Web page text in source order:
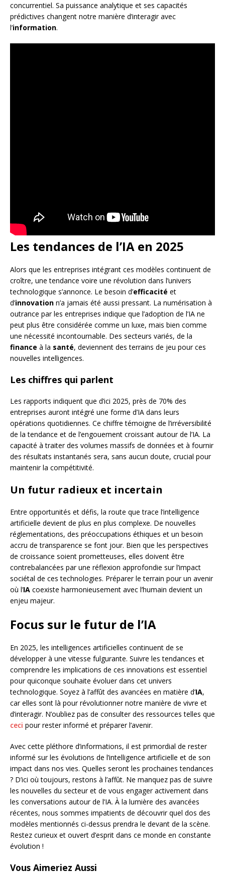
concurrentiel. Sa puissance analytique et ses capacités
prédictives changent notre manière d’interagir avec
l’information.
Les tendances de l’IA en 2025
Alors que les entreprises intégrant ces modèles continuent de
croître, une tendance voire une révolution dans l’univers
technologique s’annonce. Le besoin d’efficacité et
d’innovation n’a jamais été aussi pressant. La numérisation à
outrance par les entreprises indique que l’adoption de l’IA ne
peut plus être considérée comme un luxe, mais bien comme
une nécessité incontournable. Des secteurs variés, de la
finance à la santé, deviennent des terrains de jeu pour ces
nouvelles intelligences.
Les chiffres qui parlent
Les rapports indiquent que d’ici 2025, près de 70% des
entreprises auront intégré une forme d’IA dans leurs
opérations quotidiennes. Ce chiffre témoigne de l’irréversibilité
de la tendance et de l’engouement croissant autour de l’IA. La
capacité à traiter des volumes massifs de données et à fournir
des résultats instantanés sera, sans aucun doute, crucial pour
maintenir la compétitivité.
Un futur radieux et incertain
Entre opportunités et défis, la route que trace l’intelligence
artificielle devient de plus en plus complexe. De nouvelles
réglementations, des préoccupations éthiques et un besoin
accru de transparence se font jour. Bien que les perspectives
de croissance soient prometteuses, elles doivent être
contrebalancées par une réflexion approfondie sur l’impact
sociétal de ces technologies. Préparer le terrain pour un avenir
où l’IA coexiste harmonieusement avec l’humain devient un
enjeu majeur.
Focus sur le futur de l’IA
En 2025, les intelligences artificielles continuent de se
développer à une vitesse fulgurante. Suivre les tendances et
comprendre les implications de ces innovations est essentiel
pour quiconque souhaite évoluer dans cet univers
technologique. Soyez à l’affût des avancées en matière d’IA,
car elles sont là pour révolutionner notre manière de vivre et
d’interagir. N’oubliez pas de consulter des ressources telles que
ceci pour rester informé et préparer l’avenir.
Avec cette pléthore d’informations, il est primordial de rester
informé sur les évolutions de l’intelligence artificielle et de son
impact dans nos vies. Quelles seront les prochaines tendances
? D’ici où toujours, restons à l’affût. Ne manquez pas de suivre
les nouvelles du secteur et de vous engager activement dans
les conversations autour de l’IA. À la lumière des avancées
récentes, nous sommes impatients de découvrir quel dos des
modèles mentionnés ci-dessus prendra le devant de la scène.
Restez curieux et ouvert d’esprit dans ce monde en constante
évolution !
Vous Aimeriez Aussi